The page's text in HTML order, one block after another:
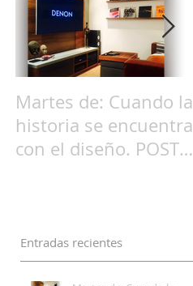
Martes de: Cuando la
historia se encuentra
con el diseño. POST
Entradas recientes